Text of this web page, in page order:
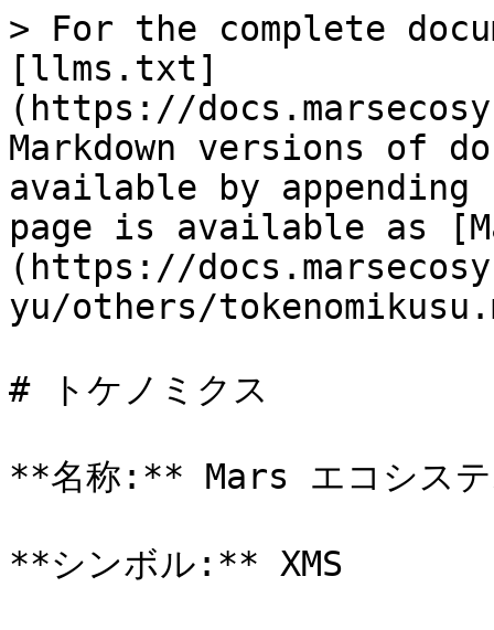
> For the complete
[llms.txt]
(https://
Markdown versions of
available by
page is available as
(https://
yu/others/
# トケノミクス
**名称:** Mars エコシステ
**シンボル:** XMS